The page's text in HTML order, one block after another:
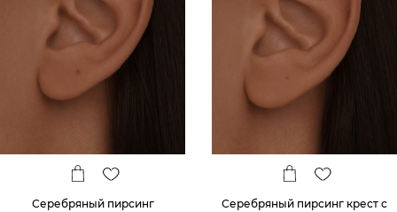
Серебряный пирсинг
Серебряный пирсинг крест с